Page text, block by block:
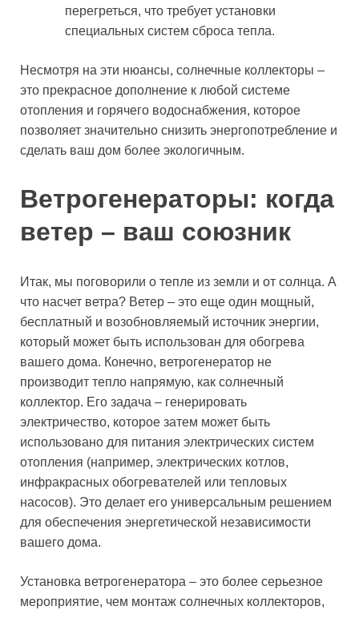
перегреться, что требует установки
специальных систем сброса тепла.
Несмотря на эти нюансы, солнечные коллекторы –
это прекрасное дополнение к любой системе
отопления и горячего водоснабжения, которое
позволяет значительно снизить энергопотребление и
сделать ваш дом более экологичным.
Ветрогенераторы: когда
ветер – ваш союзник
Итак, мы поговорили о тепле из земли и от солнца. А
что насчет ветра? Ветер – это еще один мощный,
бесплатный и возобновляемый источник энергии,
который может быть использован для обогрева
вашего дома. Конечно, ветрогенератор не
производит тепло напрямую, как солнечный
коллектор. Его задача – генерировать
электричество, которое затем может быть
использовано для питания электрических систем
отопления (например, электрических котлов,
инфракрасных обогревателей или тепловых
насосов). Это делает его универсальным решением
для обеспечения энергетической независимости
вашего дома.
Установка ветрогенератора – это более серьезное
мероприятие, чем монтаж солнечных коллекторов,